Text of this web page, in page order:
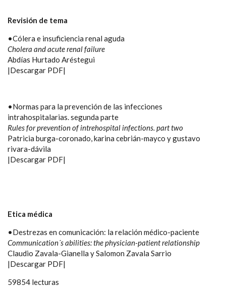
Revisión de tema
•Cólera e insuficiencia renal aguda
Cholera and acute renal failure
Abdías Hurtado Aréstegui
|Descargar PDF|
•Normas para la prevención de las infecciones
intrahospitalarias. segunda parte
Rules for prevention of intrehospital infections. part two
Patricia burga-coronado, karina cebrián-mayco y gustavo
rivara-dávila
|Descargar PDF|
Etica médica
•Destrezas en comunicación: la relación médico-paciente
Communication´s abilities: the physician-patient relationship
Claudio Zavala-Gianella y Salomon Zavala Sarrio
|Descargar PDF|
59854 lecturas